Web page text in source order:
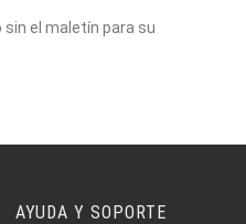
sin el maletín para su
AYUDA Y SOPORTE